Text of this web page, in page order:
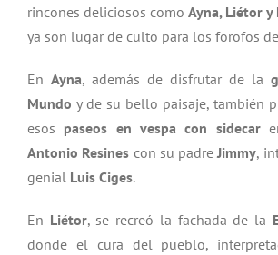
rincones deliciosos como Ayna, Liétor
ya son lugar de culto para los forofos
En Ayna, además de disfrutar de la
Mundo y de su bello paisaje, también
esos paseos en vespa con sidecar
Antonio Resines con su padreJimmy,
genial Luis Ciges.
En Liétor, se recreó la fachada de la
donde el cura del pueblo,